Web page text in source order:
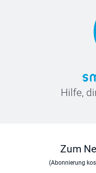
Hilfe,
Zum
(Abonnierung